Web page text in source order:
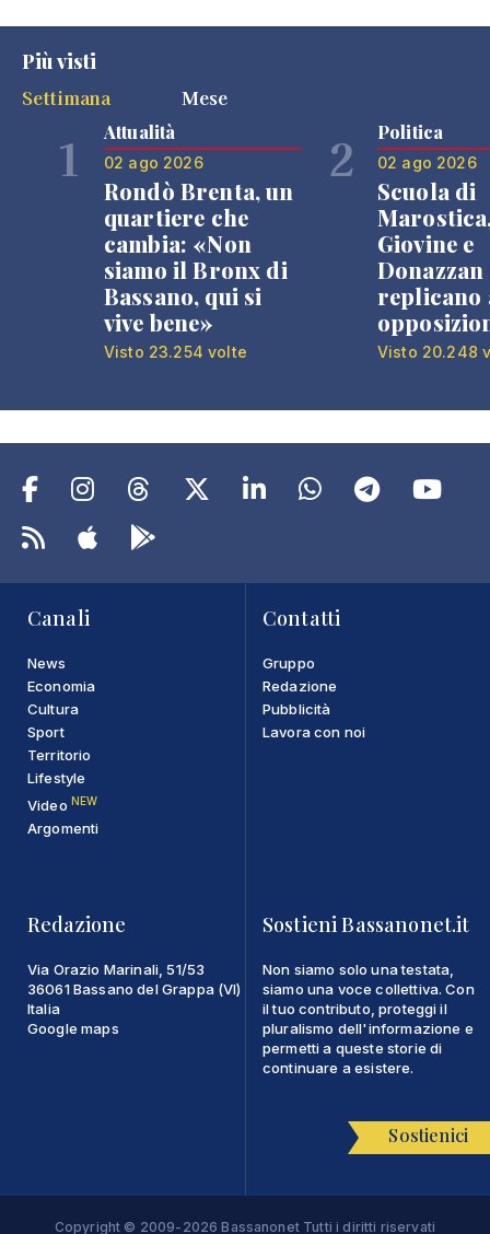
Più visti
Settimana
Mese
1 Attualità
02 ago 2026
Rondò Brenta, un
quartiere che
cambia: «Non
siamo il Bronx di
Bassano, qui si
vive bene»
Visto 23.254 volte
2 Politica
02 ago 2026
Scuola di
Giovine e
Donazzan
replicano
Visto 20.248
Canali
News
Economia
Cultura
Sport
Territorio
Lifestyle
Video NEW
Argomenti
Contatti
Gruppo
Redazione
Pubblicità
Lavora con noi
Redazione
Via Orazio Marinali, 51/53
36061 Bassano del Grappa (VI)
Italia
Google maps
Sostieni Bassanonet.it
Non siamo solo una testata,
siamo una voce collettiva. Con
il tuo contributo, proteggi il
pluralismo dell'informazione e
permetti a queste storie di
continuare a esistere.
Sostienici
Copyright © 2009-2026 Bassanonet Tutti i diritti riservati